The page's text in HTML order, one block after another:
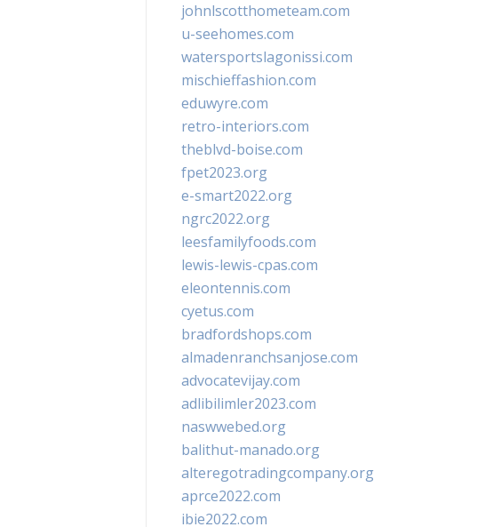
johnlscotthometeam.com
u-seehomes.com
watersportslagonissi.com
mischieffashion.com
eduwyre.com
retro-interiors.com
theblvd-boise.com
fpet2023.org
e-smart2022.org
ngrc2022.org
leesfamilyfoods.com
lewis-lewis-cpas.com
eleontennis.com
cyetus.com
bradfordshops.com
almadenranchsanjose.com
advocatevijay.com
adlibilimler2023.com
naswwebed.org
balithut-manado.org
alteregotradingcompany.org
aprce2022.com
ibie2022.com